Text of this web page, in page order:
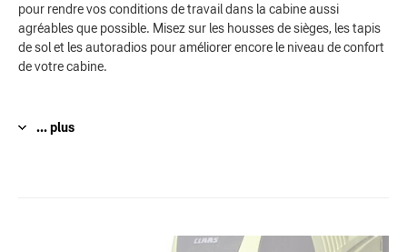
pour rendre vos conditions de travail dans la cabine aussi
agréables que possible. Misez sur les housses de sièges, les tapis
de sol et les autoradios pour améliorer encore le niveau de confort
de votre cabine.
... plus